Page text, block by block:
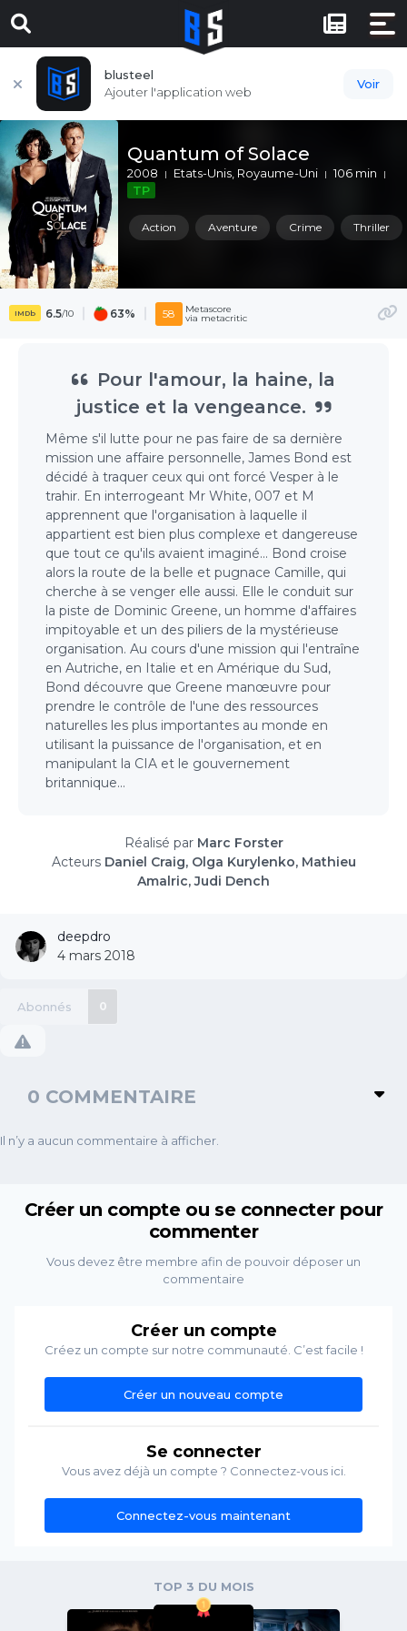
blusteel
Ajouter l'application web
Voir
Quantum of Solace
2008 Etats-Unis, Royaume-Uni
106 min
TP
Action Aventure Crime Thriller
IMDb 6.5/10 63% 58 Metascore
via metacritic
Pour l'amour, la haine, la
justice et la vengeance.
Même s'il lutte pour ne pas faire de sa dernière
mission une affaire personnelle, James Bond est
décidé à traquer ceux qui ont forcé Vesper à le
trahir. En interrogeant Mr White, 007 et M
apprennent que l'organisation à laquelle il
appartient est bien plus complexe et dangereuse
que tout ce qu'ils avaient imaginé... Bond croise
alors la route de la belle et pugnace Camille, qui
cherche à se venger elle aussi. Elle le conduit sur
la piste de Dominic Greene, un homme d'affaires
impitoyable et un des piliers de la mystérieuse
organisation. Au cours d'une mission qui l'entraîne
en Autriche, en Italie et en Amérique du Sud,
Bond découvre que Greene manœuvre pour
prendre le contrôle de l'une des ressources
naturelles les plus importantes au monde en
utilisant la puissance de l'organisation, et en
manipulant la CIA et le gouvernement
britannique...
Réalisé par Marc Forster
Acteurs Daniel Craig, Olga Kurylenko, Mathieu
Amalric, Judi Dench
deepdro
4 mars 2018
Abonnés 0
0 COMMENTAIRE
Il n’y a aucun commentaire à afficher.
Créer un compte ou se connecter pour
commenter
Vous devez être membre afin de pouvoir déposer un
commentaire
Créer un compte
Créez un compte sur notre communauté. C’est facile !
Créer un nouveau compte
Se connecter
Vous avez déjà un compte ? Connectez-vous ici.
Connectez-vous maintenant
TOP 3 DU MOIS